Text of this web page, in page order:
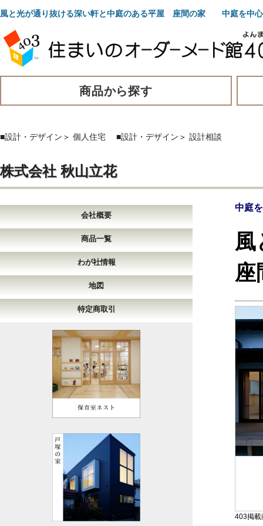
風と光が通り抜ける深い軒と中庭のある平屋 座間の家 中庭を中心
商品から探す
■設計・デザイン ＞ 個人住宅 ■設計・デザイン ＞ 設計相談
株式会社 秋山立花
会社概要
商品一覧
わが社情報
地図
特定商取引
中庭
座
403掲載